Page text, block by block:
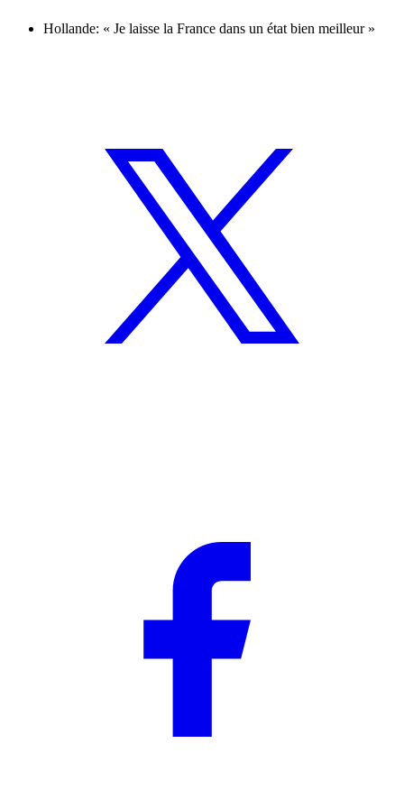
Hollande: « Je laisse la France dans un état bien meilleur »